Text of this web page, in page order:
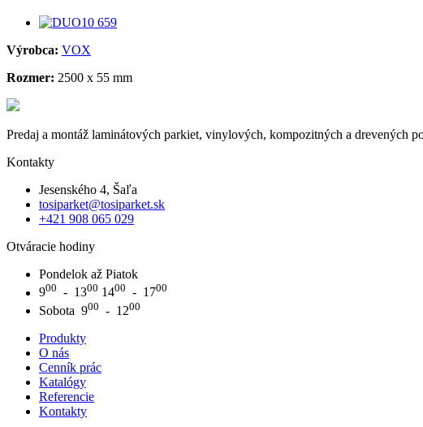
Výrobca: VOX
Rozmer: 2500 x 55 mm
Predaj a montáž laminátových parkiet, vinylových, kompozitných a drevených
Kontakty
Jesenského 4, Šaľa
tosiparket@tosiparket.sk
+421 908 065 029
Otváracie hodiny
Pondelok až Piatok
900 - 1300 1400 - 1700
Sobota 900 - 1200
Produkty
O nás
Cenník prác
Katalógy
Referencie
Kontakty